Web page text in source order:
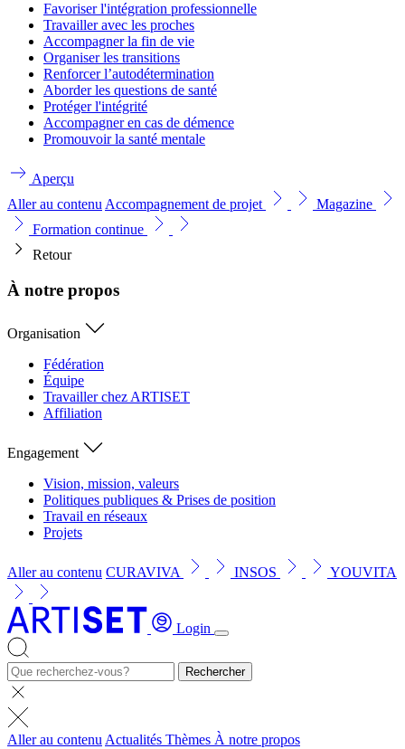
Favoriser l'intégration professionnelle
Travailler avec les proches
Accompagner la fin de vie
Organiser les transitions
Renforcer l’autodétermination
Aborder les questions de santé
Protéger l'intégrité
Accompagner en cas de démence
Promouvoir la santé mentale
Aperçu
Aller au contenu Accompagnement de projet
Magazine
Formation continue
Retour
À notre propos
Organisation
Fédération
Équipe
Travailler chez ARTISET
Affiliation
Engagement
Vision, mission, valeurs
Politiques publiques & Prises de position
Travail en réseaux
Projets
Aller au contenu CURAVIVA INSOS YOUVITA
Login
Rechercher
Aller au contenuActualités Thèmes À notre propos